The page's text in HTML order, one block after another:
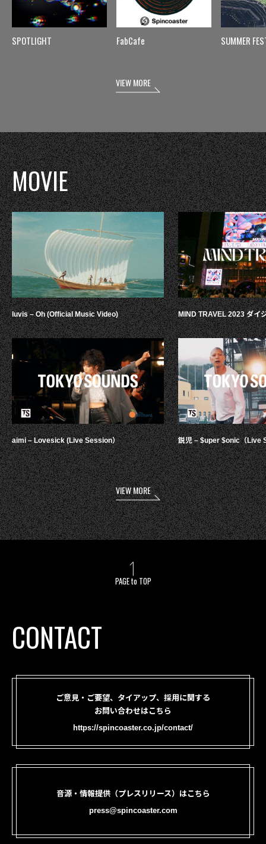
SPOTLIGHT FabCafe SUMMER
VIEW MORE
MOVIE
luvis – Oh (Official Music Video)
aimi – Lovesick (Live Session）
MIND TRAVEL 2023 ダイ
鋭児 – $uper $onic（Live
VIEW MORE
PAGE to TOP
CONTACT
ご意見・ご要望、タイアップ、採用に関する
お問い合わせはこちら
https://spincoaster.co.jp/contact/
音源・情報提供（プレスリリース）はこちら
press@spincoaster.com